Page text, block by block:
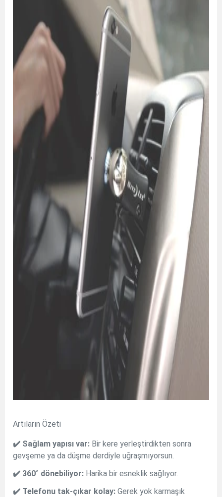
Artıların Özeti
✔️ Sağlam yapısı var: Bir kere yerleştirdikten sonra
gevşeme ya da düşme derdiyle uğraşmıyorsun.
✔️ 360° dönebiliyor: Harika bir esneklik sağlıyor.
✔️ Telefonu tak-çıkar kolay: Gerek yok karmaşık